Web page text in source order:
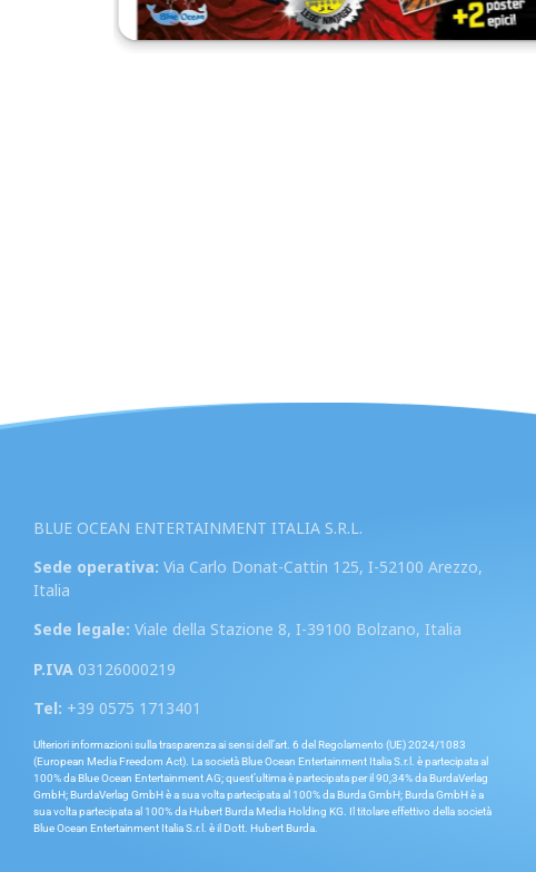
BLUE OCEAN ENTERTAINMENT ITALIA S.R.L.
Sede operativa: Via Carlo Donat-Cattin 125, I-52100 Arezzo,
Italia
Sede legale: Viale della Stazione 8, I-39100 Bolzano, Italia
P.IVA 03126000219
Tel: +39 0575 1713401
Ulteriori informazioni sulla trasparenza ai sensi dell’art. 6 del Regolamento (UE) 2024/1083
(European Media Freedom Act). La società Blue Ocean Entertainment Italia S.r.l. è partecipata al
100% da Blue Ocean Entertainment AG; quest’ultima è partecipata per il 90,34% da BurdaVerlag
GmbH; BurdaVerlag GmbH è a sua volta partecipata al 100% da Burda GmbH; Burda GmbH è a
sua volta partecipata al 100% da Hubert Burda Media Holding KG. Il titolare effettivo della società
Blue Ocean Entertainment Italia S.r.l. è il Dott. Hubert Burda.